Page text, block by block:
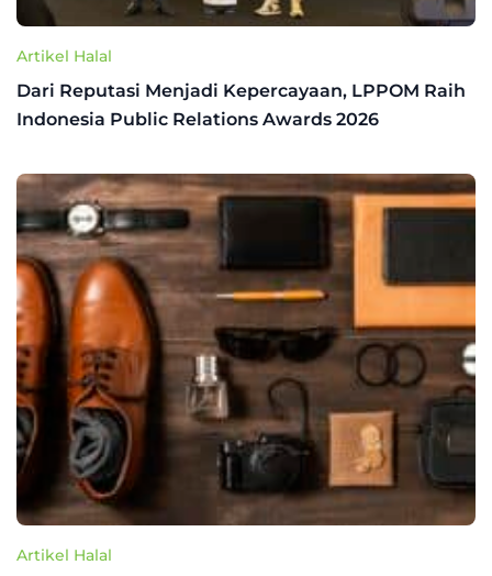
Artikel Halal
Dari Reputasi Menjadi Kepercayaan, LPPOM Raih
Indonesia Public Relations Awards 2026
Artikel Halal